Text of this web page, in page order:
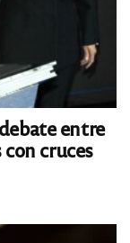
entre
cruces